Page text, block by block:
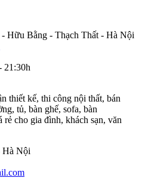
Hữu Bằng - Thạch Thất - Hà Nội
21:30h
thiết kế, thi công nội thất, bán
tủ, bàn ghế, sofa, bàn
cho gia đình, khách sạn, văn
Hà Nội